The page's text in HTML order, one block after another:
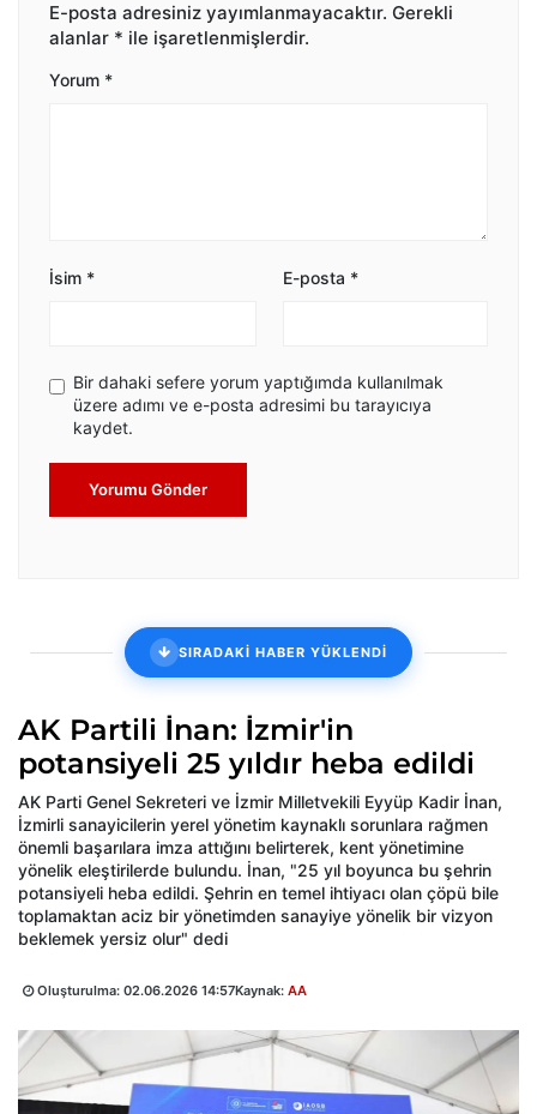
E-posta adresiniz yayımlanmayacaktır. Gerekli
alanlar * ile işaretlenmişlerdir.
Yorum *
İsim * E-posta *
Bir dahaki sefere yorum yaptığımda kullanılmak
üzere adımı ve e-posta adresimi bu tarayıcıya
kaydet.
Yorumu Gönder
SIRADAKİ HABER YÜKLENDİ
AK Partili İnan: İzmir'in
potansiyeli 25 yıldır heba edildi
AK Parti Genel Sekreteri ve İzmir Milletvekili Eyyüp Kadir İnan,
İzmirli sanayicilerin yerel yönetim kaynaklı sorunlara rağmen
önemli başarılara imza attığını belirterek, kent yönetimine
yönelik eleştirilerde bulundu. İnan, "25 yıl boyunca bu şehrin
potansiyeli heba edildi. Şehrin en temel ihtiyacı olan çöpü bile
toplamaktan aciz bir yönetimden sanayiye yönelik bir vizyon
beklemek yersiz olur" dedi
Oluşturulma: 02.06.2026 14:57Kaynak: AA